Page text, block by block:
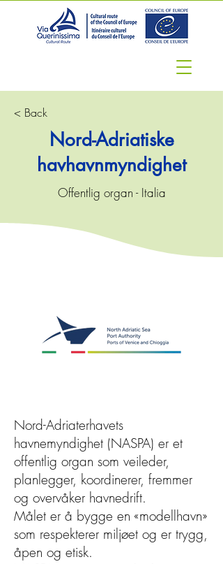
< Back
Nord-Adriatiske
havhavnmyndighet
Offentlig organ - Italia
Nord-Adriaterhavets
havnemyndighet (NASPA) er et
offentlig organ som veileder,
planlegger, koordinerer, fremmer
og overvåker havnedrift.
Målet er å bygge en «modellhavn»
som respekterer miljøet og er trygg,
åpen og etisk.